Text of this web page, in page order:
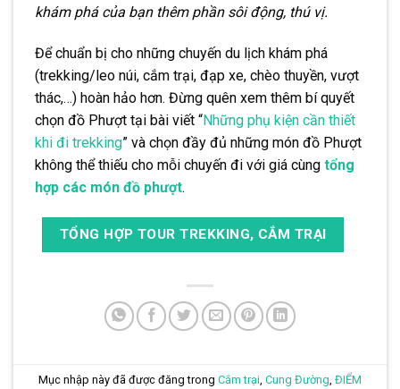
khám phá của bạn thêm phần sôi động, thú vị.
Để chuẩn bị cho những chuyến du lịch khám phá
(trekking/leo núi, cắm trại, đạp xe, chèo thuyền, vượt
thác,…) hoàn hảo hơn. Đừng quên xem thêm bí quyết
chọn đồ Phượt tại bài viết “Những phụ kiện cần thiết
khi đi trekking” và chọn đầy đủ những món đồ Phượt
không thể thiếu cho mỗi chuyến đi với giá cùng tổng
hợp các món đồ phượt.
TỔNG HỢP TOUR TREKKING, CẮM TRẠI
Mục nhập này đã được đăng trong Cắm trại Cung Đường ĐIỂM